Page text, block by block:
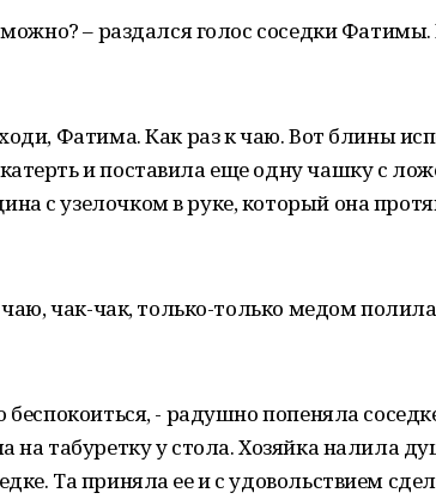
– раздался голос соседки Фатимы.
Фатима. Как раз к чаю. Вот блины
и поставила еще одну чашку с
с узелочком в руке, который она
чак-чак, только-только медом
беспокоиться, - радушно попеняла
на табуретку у стола. Хозяйка налила
Та приняла ее и с удовольствием